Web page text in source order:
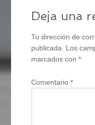
Deja una
Tu dirección de
publicada.
Los
marcados con*
Comentario*